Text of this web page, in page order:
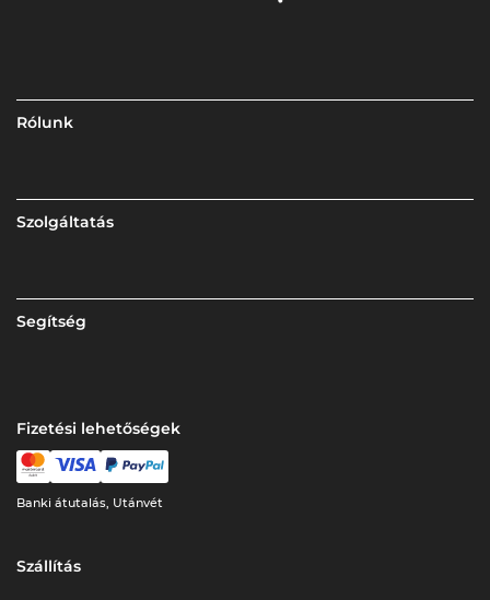
Rólunk
Szolgáltatás
Segítség
Fizetési lehetőségek
Banki átutalás, Utánvét
Szállítás